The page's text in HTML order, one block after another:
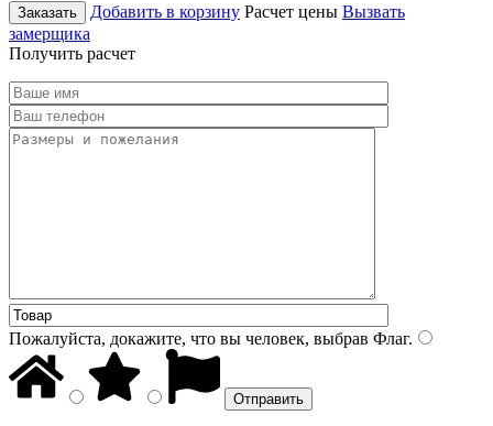
Заказать Добавить в корзину Расчет цены Вызвать
замерщика
Получить расчет
Пожалуйста, докажите, что вы человек, выбрав Флаг.